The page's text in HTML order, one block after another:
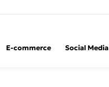
E-commerce Social Media